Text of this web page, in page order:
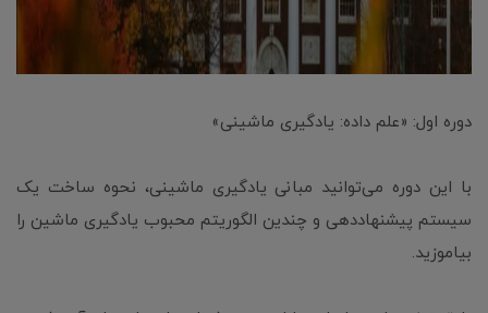
دوره اول: «علم داده: یادگیری ماشینی»
با این دوره می‌توانید مبانی یادگیری ماشینی، نحوه ساخت یک
سیستم پیشنهاددهی و چندین الگوریتم محبوب یادگیری ماشین را
بیاموزید.